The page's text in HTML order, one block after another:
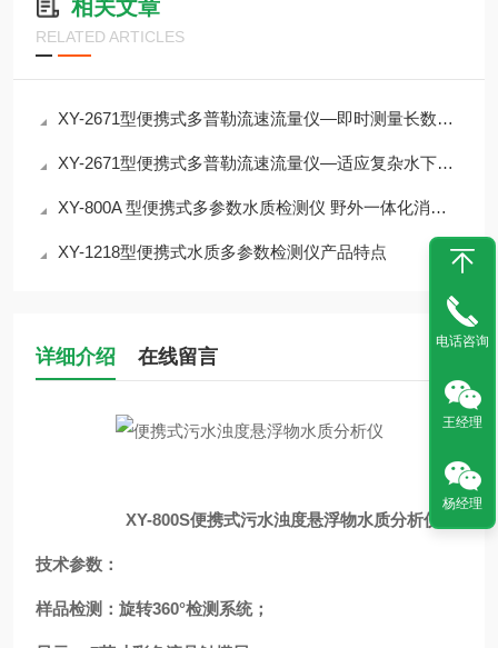
相关文章
RELATED ARTICLES
XY-2671型便携式多普勒流速流量仪—即时测量长数据积累的可靠伙伴
XY-2671型便携式多普勒流速流量仪—适应复杂水下环境的流量测量方案
XY-800A 型便携式多参数水质检测仪 野外一体化消解比色介绍
XY-1218型便携式水质多参数检测仪产品特点
详细介绍 在线留言
XY-800S便携式污水浊度悬浮物水质分析仪
技术参数：
样品检测：旋转360°检测系统；
电话咨询
王经理
杨经理